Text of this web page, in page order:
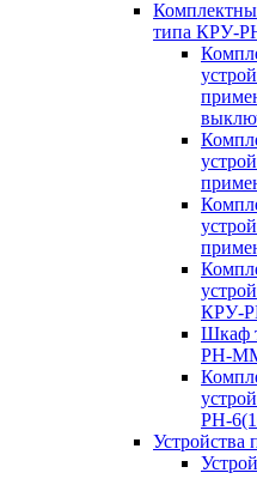
типа КРУ-
КРУ-
Шкаф
РН-
РН-
Устройства